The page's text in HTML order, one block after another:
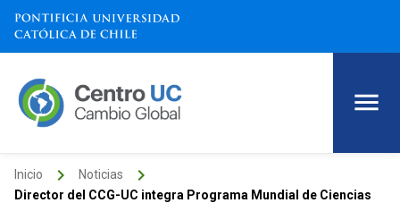
Inicio keyboard_arrow_right Noticias keyboard_arrow_right
Director del CCG-UC integra Programa Mundial de Ciencias